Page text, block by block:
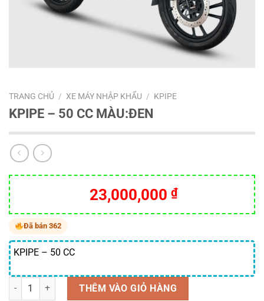
TRANG CHỦ / XE MÁY NHẬP KHẨU / KPIPE
KPIPE – 50 CC MÀU:ĐEN
23,000,000 ₫
Đã bán 362
KPIPE – 50 CC
Số lượng THÊM VÀO GIỎ HÀNG